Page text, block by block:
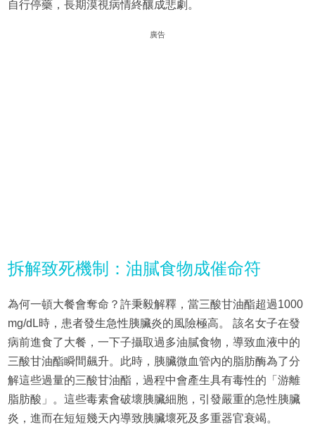
自行停藥，長期漠視病情終釀成悲劇。
廣告
拆解致死機制：油膩食物成催命符
為何一頓大餐會奪命？許秉毅解釋，當三酸甘油酯超過1000
mg/dL時，患者發生急性胰臟炎的風險極高。 該名女子在發
病前進食了大餐，一下子攝取過多油膩食物，導致血液中的
三酸甘油酯瞬間飆升。此時，胰臟微血管內的脂肪酶為了分
解這些過量的三酸甘油酯，過程中會產生具有毒性的「游離
脂肪酸」。這些毒素會破壞胰臟細胞，引發嚴重的急性胰臟
炎，進而在短短幾天內導致胰臟壞死及多重器官衰竭。